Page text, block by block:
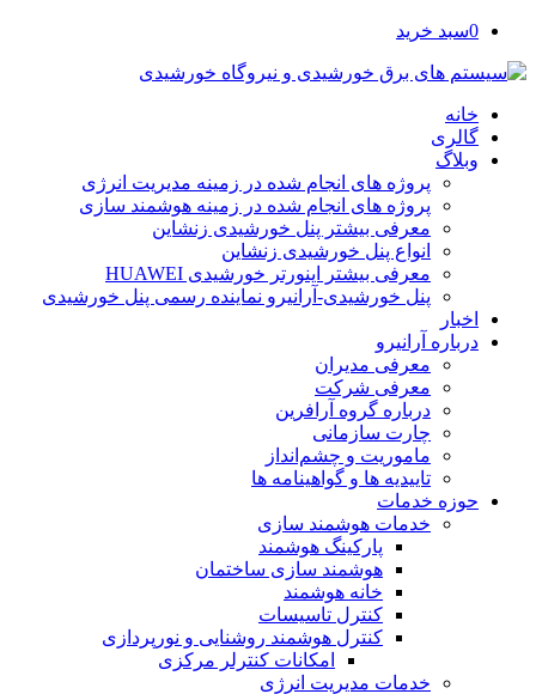
0سبد خرید
خانه
گالری
وبلاگ
پروژه های انجام شده در زمینه مدیریت انرژی
پروژه های انجام شده در زمینه هوشمند سازی
معرفی بیشتر پنل خورشیدی زنشاین
انواع پنل خورشیدی زنشاین
معرفی بیشتر اینورتر خورشیدی HUAWEI
پنل خورشیدی-آرانیرو نماینده رسمی پنل خورشیدی
اخبار
درباره آرانیرو
معرفی مدیران
معرفی شرکت
درباره گروه آرافرین
چارت سازمانی
ماموریت و چشم‌انداز
تاییدیه ها و گواهینامه ها
حوزه خدمات
خدمات هوشمند سازی
پارکینگ هوشمند
هوشمند سازی ساختمان
خانه هوشمند
کنترل تاسیسات
کنترل هوشمند روشنایی و نورپردازی
امکانات کنترلر مرکزی
خدمات مدیریت انرژی